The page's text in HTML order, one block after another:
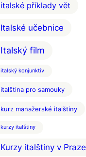
italské příklady vět
Italské učebnice
Italský film
italský konjunktiv
italština pro samouky
kurz manažerské italštiny
kurzy italštiny
Kurzy italštiny v Praze